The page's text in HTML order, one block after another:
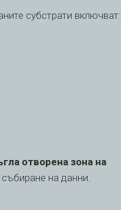
субстрати включват:
отворена зона на
на данни.